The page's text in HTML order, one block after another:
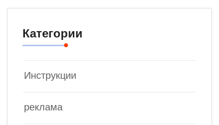
Категории
Инструкции
реклама